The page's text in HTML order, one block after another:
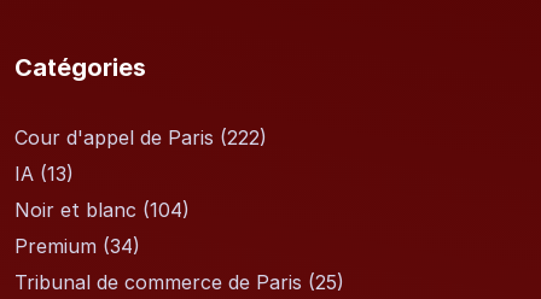
Catégories
Cour d'appel de Paris (222)
IA (13)
Noir et blanc (104)
Premium (34)
Tribunal de commerce de Paris (25)